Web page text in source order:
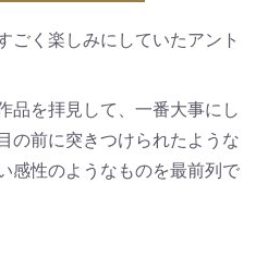
ごく楽しみにしていたアント
品を拝見して、一番大事にし
の前に突きつけられたような
感性のようなものを最前列で